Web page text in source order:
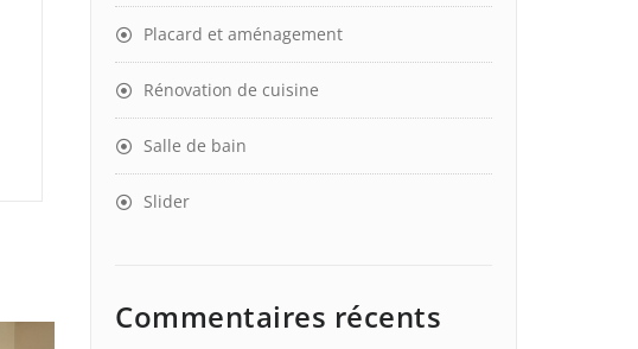
Placard et aménagement
Rénovation de cuisine
Salle de bain
Slider
Commentaires récents